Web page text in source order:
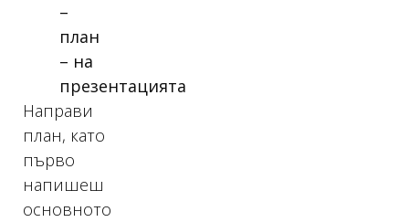
–
план
– на
презентацията
Направи
план, като
първо
напишеш
основното